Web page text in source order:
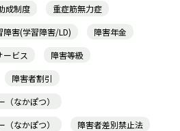
成制度
重症筋無力症
障害(学習障害/LD)
障害年金
ービス
障害等級
障害者割引
なかぽつ）
なかぽつ）
障害者差別禁止法